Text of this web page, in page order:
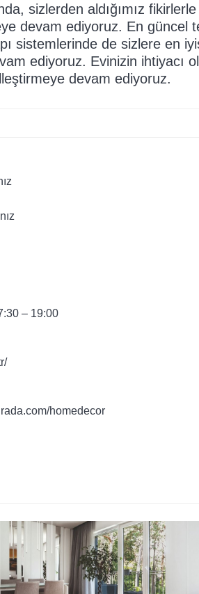
sizlerden aldığımız
devam ediyoruz. En güncel
sistemlerinde de sizlere en
ediyoruz. Evinizin ihtiyacı
devam ediyoruz.
– 19:00
homedecor